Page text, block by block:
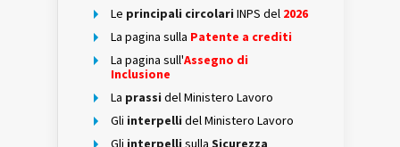
Le principali circolari INPS del 2026
La pagina sulla Patente a crediti
La pagina sull'Assegno di
Inclusione
La prassi del Ministero Lavoro
Gli interpelli del Ministero Lavoro
Gli interpelli sulla Sicurezza